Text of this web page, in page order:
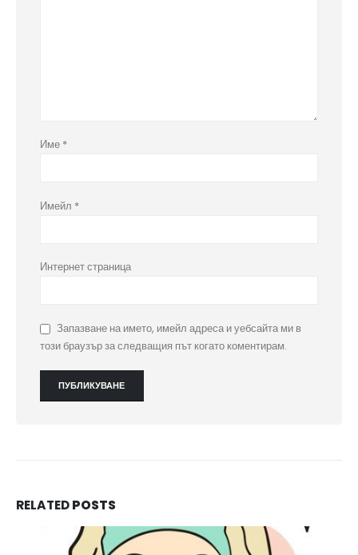
Име *
Имейл *
Интернет страница
Запазване на името, имейл адреса и уебсайта ми в
този браузър за следващия път когато коментирам.
RELATEDPOSTS